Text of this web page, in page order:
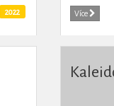
2022
okolí, jsme
Získané
Více